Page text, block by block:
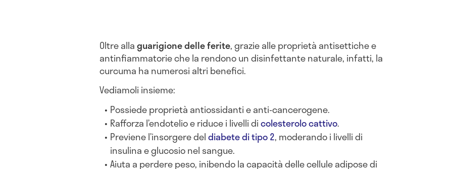
Oltre allaguarigione delle ferite, grazie alle proprietà antisettiche e
antinfiammatorie che la rendono un disinfettante naturale, infatti, la
curcuma ha numerosi altri benefici.
Vediamoli insieme:
Possiede proprietà antiossidanti e anti-cancerogene.
Rafforza l’endotelio e riduce i livelli dicolesterolo cattivo.
Previene l’insorgere deldiabete di tipo 2, moderando i livelli di
insulina e glucosio nel sangue.
Aiuta a perdere peso, inibendo la capacità delle cellule adipose di